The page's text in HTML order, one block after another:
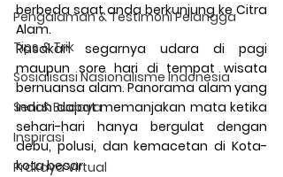
Pengalaman & Testimoni Pelangga
Tips & Trik
Sosialisasi Nasionalisme Indonesia
Seni & Budaya
Inspirasi
Prakaya Virtual
berbeda saat anda berkunjung ke Citra
Alam.
Rasakan segarnya udara di pagi
maupun sore hari di tempat wisata
bernuansa alam. Panorama alam yang
indah dapat memanjakan mata ketika
sehari-hari hanya bergulat dengan
debu, polusi, dan kemacetan di Kota-
kota besar.